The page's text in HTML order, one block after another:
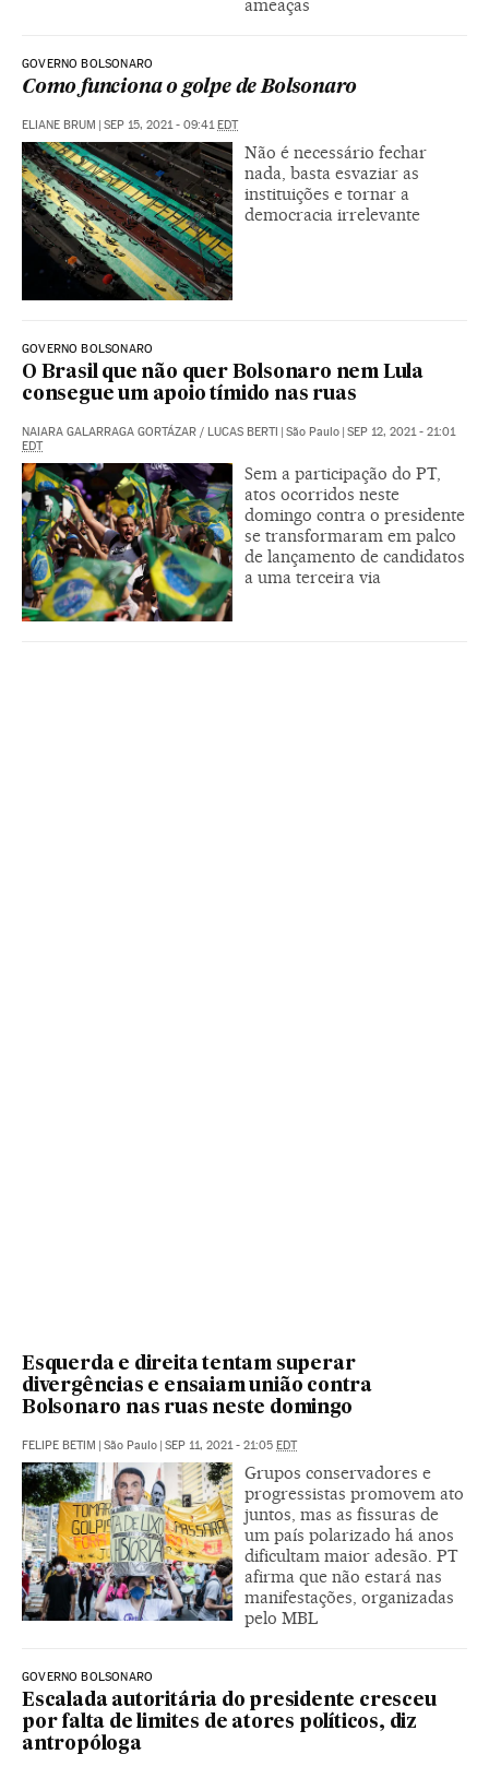
ameaças
GOVERNO BOLSONARO
Como funciona o golpe de Bolsonaro
ELIANE BRUM | SEP 15, 2021 - 09:41EDT
Não é necessário fechar
nada, basta esvaziar as
instituições e tornar a
democracia irrelevante
GOVERNO BOLSONARO
O Brasil que não quer Bolsonaro nem Lula
consegue um apoio tímido nas ruas
NAIARA GALARRAGA GORTÁZAR / LUCAS BERTI | São Paulo | SEP 12, 2021 - 21:01
EDT
Sem a participação do PT,
atos ocorridos neste
domingo contra o presidente
se transformaram em palco
de lançamento de candidatos
a uma terceira via
Esquerda e direita tentam superar
divergências e ensaiam união contra
Bolsonaro nas ruas neste domingo
FELIPE BETIM | São Paulo | SEP 11, 2021 - 21:05 EDT
Grupos conservadores e
progressistas promovem ato
juntos, mas as fissuras de
um país polarizado há anos
dificultam maior adesão. PT
afirma que não estará nas
manifestações, organizadas
pelo MBL
GOVERNO BOLSONARO
Escalada autoritária do presidente cresceu
por falta de limites de atores políticos, diz
antropóloga